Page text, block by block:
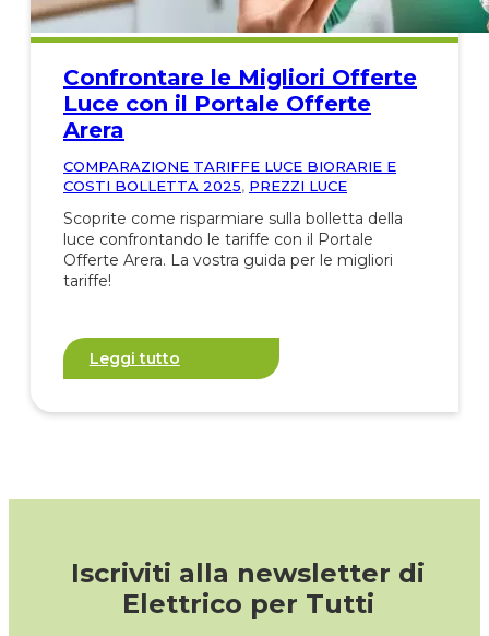
Confrontare le Migliori Offerte
Luce con il Portale Offerte
Arera
COMPARAZIONE TARIFFE LUCE BIORARIE E
COSTI BOLLETTA 2025, PREZZI LUCE
Scoprite come risparmiare sulla bolletta della
luce confrontando le tariffe con il Portale
Offerte Arera. La vostra guida per le migliori
tariffe!
Leggi tutto
Iscriviti alla newsletter di
Elettrico per Tutti